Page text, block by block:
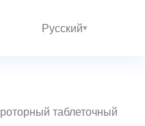
Русский
таблеточный